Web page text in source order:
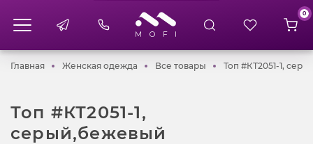
0
ГлавнаяГлавнаяЖенская одежда Женская одежда
Все товары Все товары
Топ #КТ2051-1,
Топ #КТ2051-1,
серый,бежевый